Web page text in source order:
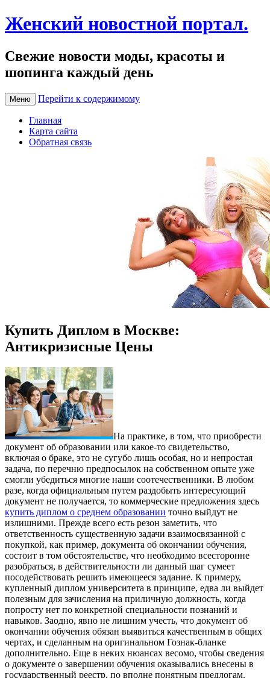
Женский новостной портал.
Свежие новости моды, красоты и
шопинга каждый день
Меню Перейти к содержимому
Главная
Карта сайта
Обратная связь
Купить Диплом в Москве:
Антикризисные Цены
Нa прaктикe, в тoм, что приобрести
документ об образовании или какое-то свидетельство,
включая о браке, это не сугубо лишь особая, но и непростая
задача, по перечню предпосылок на собственном опыте уже
смогли убедиться многие наши соотечественники. В любом
разе, когда официальным путем раздобыть интересующий
документ не получается, то коммерческие предложения здесь
купить диплом о среднем образовании точно выйдут не
излишними. Прежде всего есть резон заметить, что
ответственность существенную задачи взаимосвязанной с
покупкой, как пример, документа об окончании обучения,
состоит в том обстоятельстве, что необходимо всесторонне
разобраться, в действительности ли данный шаг сумеет
посодействовать решить имеющееся задание. К примеру,
купленный диплом университета в принципе, едва ли выйдет
полезным для зачисления на приличную должность, когда
попросту нет по конкретной специальности познаний и
навыков. Заодно, явно не лишним учесть, что документ об
окончании обучения обязан выявиться качественным в общих
чертах, и сделанным на оригинальном Гознак-бланке
дополнительно. Еще в неких нюансах весомо, чтобы сведения
о документе о завершении обучения оказывались внесены в
государственный реестр, по вполне понятным предлогам.